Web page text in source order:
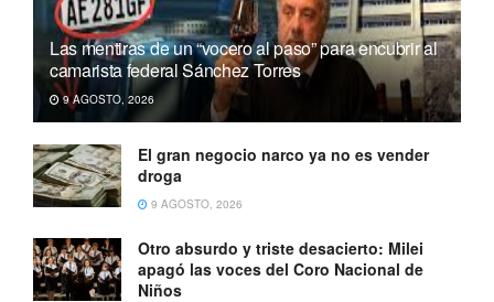
Las mentiras de un “vocero al paso” para encubrir al
camarista federal Sánchez Torres
9 AGOSTO, 2026
El gran negocio narco ya no es vender
droga
9 AGOSTO, 2026
Otro absurdo y triste desacierto: Milei
apagó las voces del Coro Nacional de
Niños